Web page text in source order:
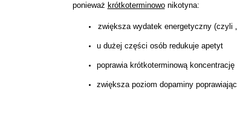
ponieważ krótkoterminowonikotyna:
zwiększa wydatek energetyczny (czyli
u dużej części osób redukuje apetyt
poprawia krótkoterminową koncentrację
zwiększa poziom dopaminy